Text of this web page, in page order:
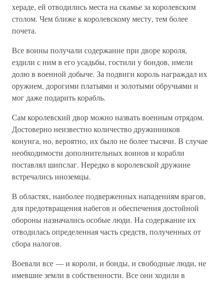
хераде, ей отводились места на скамье за королевским
столом. Чем ближе к королевскому месту, тем более
почета.
Все воины получали содержание при дворе короля,
ездили с ним в его усадьбы, гостили у бондов, имели
долю в военной добыче. За подвиги король награждал их
оружием, дорогими платьями и золотыми обручьями и
мог даже подарить корабль.
Сам королевский двор можно назвать военным отрядом.
Достоверно неизвестно количество дружинников
конунга, но, вероятно, их было не более тысячи. В случае
необходимости дополнительных воинов и корабли
поставлял шипслаг. Нередко в королевской дружине
встречались иноземцы.
В областях, наиболее подверженных нападениям врагов,
для предотвращения набегов и обеспечения достойной
обороны назначались особые люди. На содержание их
отводилась определенная часть средств, полученных от
сбора налогов.
Воевали все — и короли, и бонды, и свободные люди, не
имевшие земли в собственности. Все они ходили в